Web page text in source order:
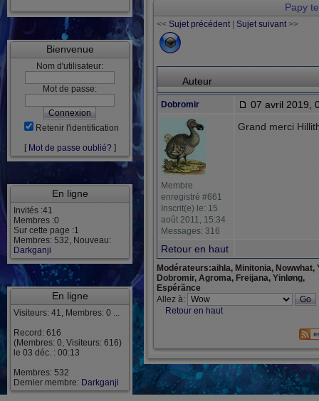
Bienvenue
Nom d'utilisateur:
Mot de passe:
Retenir l'identification
[ Mot de passe oublié? ]
En ligne
Invités :41
Membres :0
Sur cette page :1
Membres: 532, Nouveau:
Darkganji
En ligne
Visiteurs: 41, Membres: 0 ...
Record: 616
(Membres: 0, Visiteurs: 616)
le 03 déc. : 00:13
Membres: 532
Dernier membre: Darkganji
Papy
<< Sujet précédent| Sujet suivant>>
Auteur
Dobromir 07 avril 2019,
Membre
enregistré #661
Inscrit(e) le: 15
août 2011, 15:34
Messages: 316
Grand merci
Retour en haut
Modérateurs:aihla, Minitonia, Nowwhat,
Dobromir, Agroma, Freijana, Yinløng,
Espérãnce
Allez à:
Retour en haut